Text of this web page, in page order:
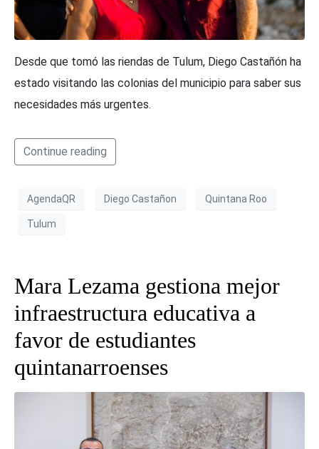
Desde que tomó las riendas de Tulum, Diego Castañón ha
estado visitando las colonias del municipio para saber sus
necesidades más urgentes.
Continue reading
AgendaQR Diego Castañon Quintana Roo
Tulum
Mara Lezama gestiona mejor
infraestructura educativa a
favor de estudiantes
quintanarroenses